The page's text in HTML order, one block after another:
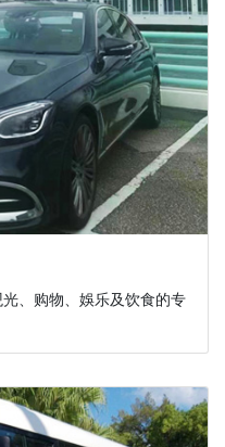
、购物、娛乐及饮食的专